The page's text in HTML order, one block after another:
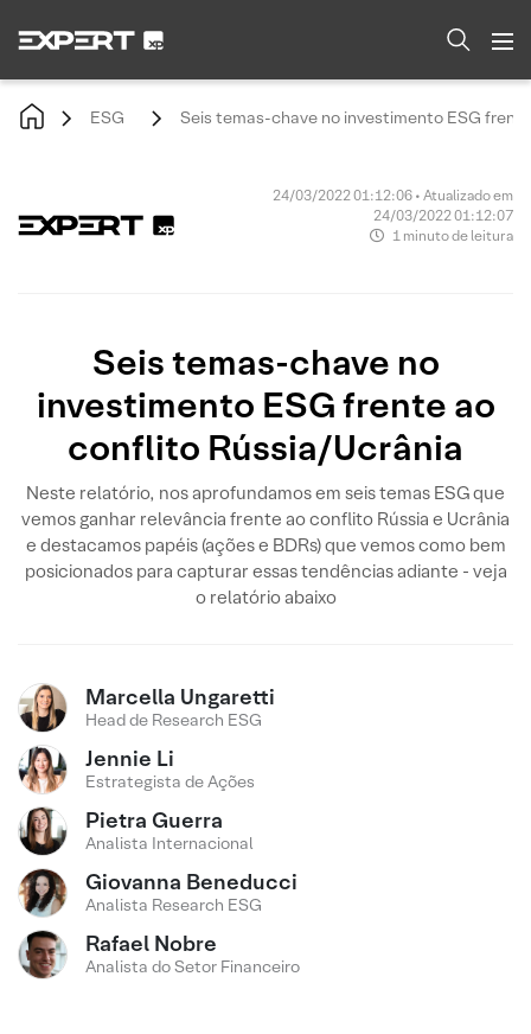
ESG Seis temas-chave no investimento ESG
24/03/2022 01:12:06 • Atualizado em
24/03/2022 01:12:07
1 minuto de leitura
Seis temas-chave no
investimento ESG frente ao
conflito Rússia/Ucrânia
Neste relatório, nos aprofundamos em seis temas ESG que
vemos ganhar relevância frente ao conflito Rússia e Ucrânia
e destacamos papéis (ações e BDRs) que vemos como bem
posicionados para capturar essas tendências adiante - veja
o relatório abaixo
Marcella Ungaretti
Head de Research ESG
Jennie Li
Estrategista de Ações
Pietra Guerra
Analista Internacional
Giovanna Beneducci
Analista Research ESG
Rafael Nobre
Analista do Setor Financeiro